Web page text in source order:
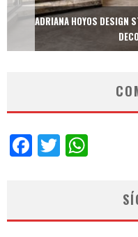
ADRIANA HOYOS DESIGN
Facebook
Twitter